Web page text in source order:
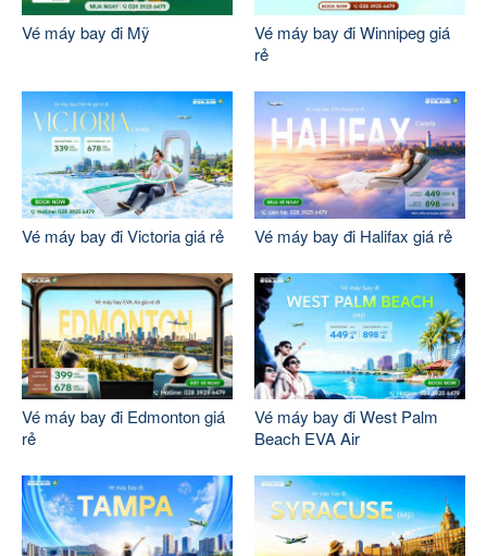
Vé máy bay đi Mỹ
Vé máy bay đi Winnipeg giá
rẻ
Vé máy bay đi Victoria giá rẻ Vé máy bay đi Halifax giá rẻ
Vé máy bay đi Edmonton giá
rẻ
Vé máy bay đi West Palm
Beach EVA Air